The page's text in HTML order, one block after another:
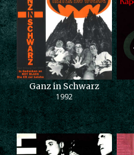
Ganz in Schwarz
1992